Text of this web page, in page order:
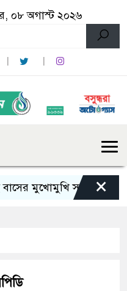
০৮ অগাস্ট ২০২৬
মুখোমুখি সংঘর্ষে নিহত
×